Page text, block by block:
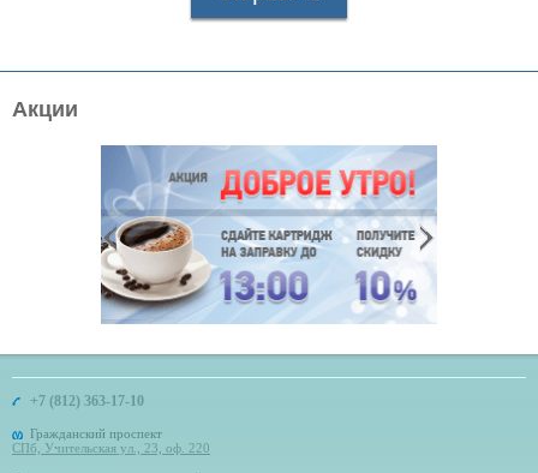
Акции
+7 (812) 363-17-10
Гражданский проспект
СПб, Учительская ул., 23, оф. 220